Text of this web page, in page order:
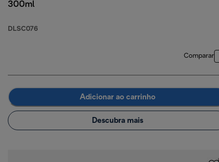
300ml
DLSC076
Comparar
Adicionar ao carrinho
Descubra mais